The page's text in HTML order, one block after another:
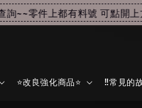
零件上都有料號 可點開上方
⭐改良強化商品⭐ ‼️常見的